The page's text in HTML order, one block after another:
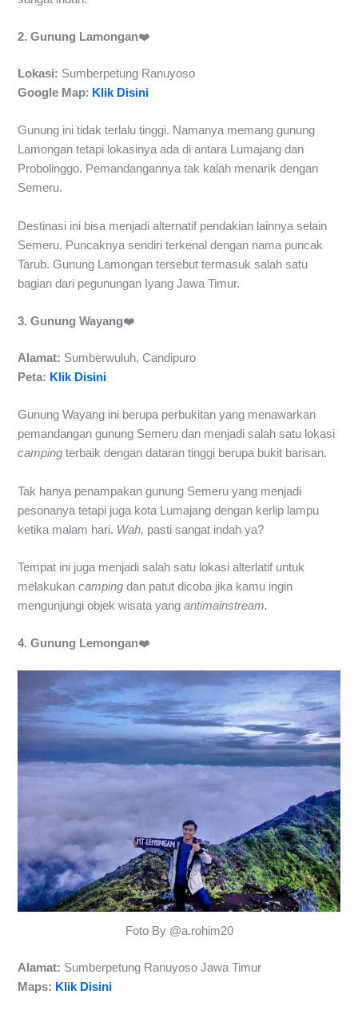
2. Gunung Lamongan❤️
Lokasi: Sumberpetung Ranuyoso
Google Map: Klik Disini
Gunung ini tidak terlalu tinggi. Namanya memang gunung
Lamongan tetapi lokasinya ada di antara Lumajang dan
Probolinggo. Pemandangannya tak kalah menarik dengan
Semeru.
Destinasi ini bisa menjadi alternatif pendakian lainnya selain
Semeru. Puncaknya sendiri terkenal dengan nama puncak
Tarub. Gunung Lamongan tersebut termasuk salah satu
bagian dari pegunungan Iyang Jawa Timur.
3. Gunung Wayang❤️
Alamat: Sumberwuluh, Candipuro
Peta: Klik Disini
Gunung Wayang ini berupa perbukitan yang menawarkan
pemandangan gunung Semeru dan menjadi salah satu lokasi
camping terbaik dengan dataran tinggi berupa bukit barisan.
Tak hanya penampakan gunung Semeru yang menjadi
pesonanya tetapi juga kota Lumajang dengan kerlip lampu
ketika malam hari. Wah, pasti sangat indah ya?
Tempat ini juga menjadi salah satu lokasi alterlatif untuk
melakukancamping dan patut dicoba jika kamu ingin
mengunjungi objek wisata yangantimainstream.
4. Gunung Lemongan❤️
Foto By @a.rohim20
Alamat: Sumberpetung Ranuyoso Jawa Timur
Maps: Klik Disini